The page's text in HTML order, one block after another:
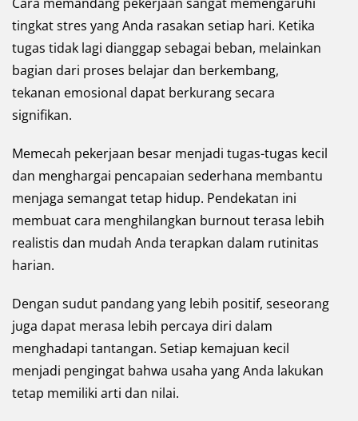
tingkat stres yang Anda rasakan setiap hari. Ketika
tugas tidak lagi dianggap sebagai beban, melainkan
bagian dari proses belajar dan berkembang,
tekanan emosional dapat berkurang secara
signifikan.
Memecah pekerjaan besar menjadi tugas-tugas kecil
dan menghargai pencapaian sederhana membantu
menjaga semangat tetap hidup. Pendekatan ini
membuat cara menghilangkan burnout terasa lebih
realistis dan mudah Anda terapkan dalam rutinitas
harian.
Dengan sudut pandang yang lebih positif, seseorang
juga dapat merasa lebih percaya diri dalam
menghadapi tantangan. Setiap kemajuan kecil
menjadi pengingat bahwa usaha yang Anda lakukan
tetap memiliki arti dan nilai.